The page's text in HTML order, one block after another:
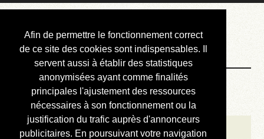
Afin de permettre le fonctionnement correct
de ce site des cookies sont indispensables. Il
servent aussi à établir des statistiques
anonymisées ayant comme finalités
principales l'ajustement des ressources
nécessaires à son fonctionnement ou la
justification du trafic auprès d'annonceurs
publicitaires. En poursuivant votre navigation
Courbis, « LE »
Blog Officiel
Bienvenue
Réalisations
Divers (et d’été)